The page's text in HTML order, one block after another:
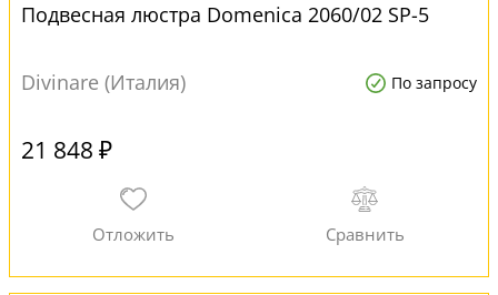
Подвесная люстра Domenica 2060/02 SP-5
Divinare (Италия) По запросу
21 848 ₽